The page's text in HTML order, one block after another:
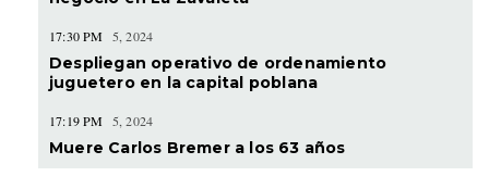
17:30 PM 5, 2024
Despliegan operativo de ordenamiento
juguetero en la capital poblana
17:19 PM 5, 2024
Muere Carlos Bremer a los 63 años